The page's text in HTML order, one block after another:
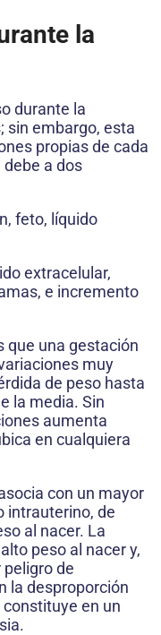
la
durante la
sin embargo, esta
propias de cada
debe a dos
feto, líquido
extracelular,
e incremento
que una gestación
muy
de peso hasta
la media. Sin
aumenta
en cualquiera
con un mayor
intrauterino, de
al nacer. La
peso al nacer y,
de
la desproporción
en un